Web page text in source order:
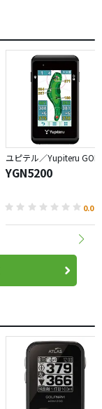
ユピテル／Yupiteru GOLF
YGN5200
0.0